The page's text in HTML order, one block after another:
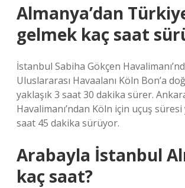
Almanya’dan
gelmek kaç saat
İstanbul Sabiha Gökçen
Uluslararası Havaalanı Köln Bon’a
yaklaşık 3 saat 30 dakika sürer.
Havalimanı’ndan Köln için uçuş süresi
saat 45 dakika sürüyor.
Arabayla İstanbul
kaç saat?